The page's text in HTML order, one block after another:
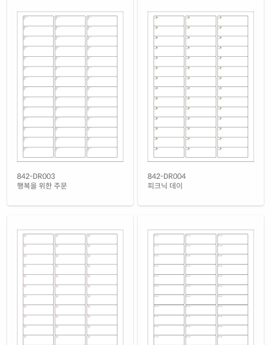
842-DR003
행복을 위한 주문
842-DR004
피크닉 데이